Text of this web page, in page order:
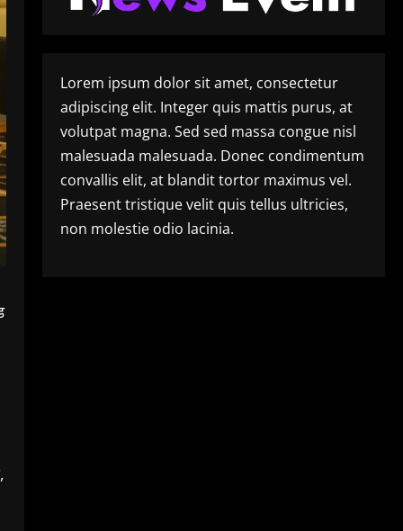
Lorem ipsum dolor sit amet, consectetur
adipiscing elit. Integer quis mattis purus, at
volutpat magna. Sed sed massa congue nisl
malesuada malesuada. Donec condimentum
convallis elit, at blandit tortor maximus vel.
Praesent tristique velit quis tellus ultricies,
non molestie odio lacinia.